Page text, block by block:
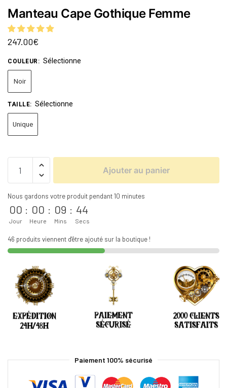
Manteau Cape Gothique Femme
247.00€
COULEUR: Sélectionne
Noir
TAILLE: Sélectionne
Unique
Ajouter au panier
Nous gardons votre produit pendant 10 minutes
00
Jour
: 00
Heure
: 09
Mins
: 44
Secs
46 produits viennent d'être ajouté sur la boutique !
Paiement 100% sécurisé